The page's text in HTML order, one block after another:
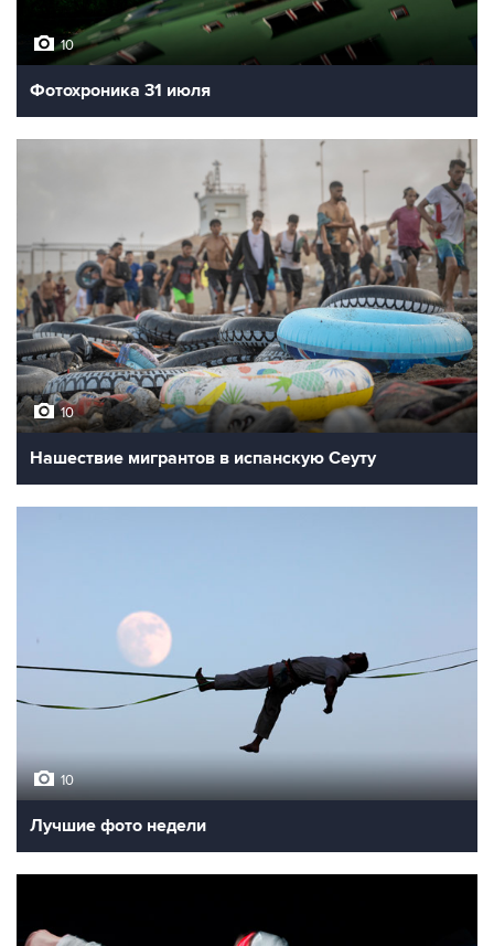
10
Фотохроника 31 июля
10
Нашествие мигрантов в испанскую Сеуту
10
Лучшие фото недели